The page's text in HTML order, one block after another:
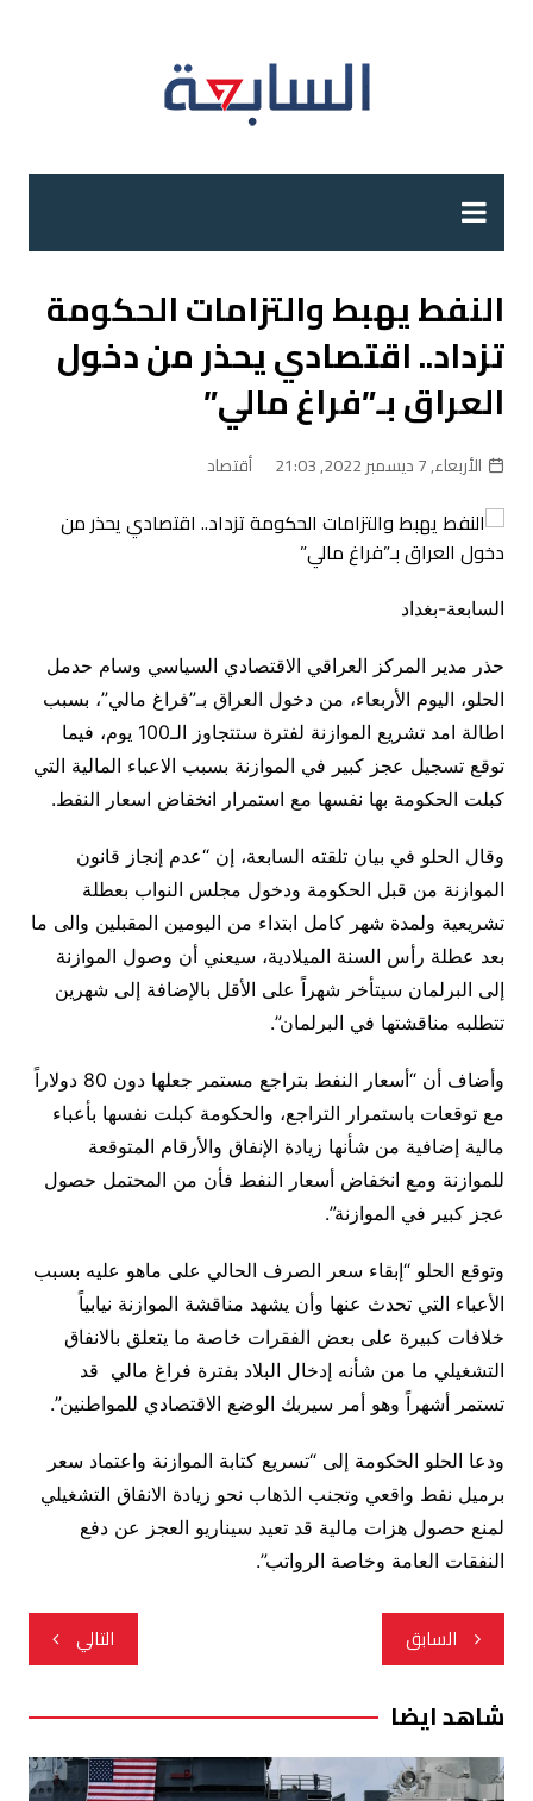
النفط يهبط والتزامات الحكومة
تزداد.. اقتصادي يحذر من دخول
العراق بـ”فراغ مالي”
الأربعاء, 7 ديسمبر 2022, 21:03 أقتصاد
السابعة-بغداد
حذر مدير المركز العراقي الاقتصادي السياسي وسام حدمل
الحلو، اليوم الأربعاء، من دخول العراق بـ”فراغ مالي”، بسبب
اطالة امد تشريع الموازنة لفترة ستتجاوز الـ100 يوم، فيما
توقع تسجيل عجز كبير في الموازنة بسبب الاعباء المالية التي
كبلت الحكومة بها نفسها مع استمرار انخفاض اسعار النفط.
وقال الحلو في بيان تلقته السابعة، إن “عدم إنجاز قانون
الموازنة من قبل الحكومة ودخول مجلس النواب بعطلة
تشريعية ولمدة شهر كامل ابتداء من اليومين المقبلين والى ما
بعد عطلة رأس السنة الميلادية، سيعني أن وصول الموازنة
إلى البرلمان سيتأخر شهراً على الأقل بالإضافة إلى شهرين
تتطلبه مناقشتها في البرلمان”.
وأضاف أن “أسعار النفط بتراجع مستمر جعلها دون 80 دولاراً
مع توقعات باستمرار التراجع، والحكومة كبلت نفسها بأعباء
مالية إضافية من شأنها زيادة الإنفاق والأرقام المتوقعة
للموازنة ومع انخفاض أسعار النفط فأن من المحتمل حصول
عجز كبير في الموازنة”.
وتوقع الحلو “إبقاء سعر الصرف الحالي على ماهو عليه بسبب
الأعباء التي تحدث عنها وأن يشهد مناقشة الموازنة نيابياً
خلافات كبيرة على بعض الفقرات خاصة ما يتعلق بالانفاق
التشغيلي ما من شأنه إدخال البلاد بفترة فراغ مالي قد
تستمر أشهراً وهو أمر سيربك الوضع الاقتصادي للمواطنين”.
ودعا الحلو الحكومة إلى “تسريع كتابة الموازنة واعتماد سعر
برميل نفط واقعي وتجنب الذهاب نحو زيادة الانفاق التشغيلي
لمنع حصول هزات مالية قد تعيد سيناريو العجز عن دفع
النفقات العامة وخاصة الرواتب”.
تصفّح
المقالات
السابق التالي
شاهد ايضا